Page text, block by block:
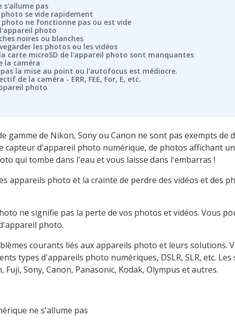
s'allume pas
se vide rapidement
photo ne fonctionne pas ou est vide
photo
noires ou blanches
les photos ou les vidéos
carte microSD de l'appareil photo sont manquantes
la caméra
la mise au point ou l'autofocus est médiocre.
de la caméra - ERR, FEE, For, E, etc.
photo
gamme de Nikon, Sony ou Canon ne sont pas exempts de
capteur d'appareil photo numérique, de photos affichant
qui tombe dans l'eau et vous laisse dans l'embarras !
appareils photo et la crainte de perdre des vidéos et des
ne signifie pas la perte de vos photos et vidéos. Vous
photo.
courants liés aux appareils photo et leurs solutions.
types d'appareils photo numériques, DSLR, SLR, etc.
Sony, Canon, Panasonic, Kodak, Olympus et autres.
ne s'allume pas